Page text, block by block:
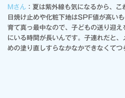
Mさん ：夏は紫外線も気になるから、
日焼け止めや化粧下地はSPF値が高い
育て真っ最中なので、子どもの送り迎
にいる時間が長いんです。子連れだと
めの塗り直しすらなかなかできなくてつ